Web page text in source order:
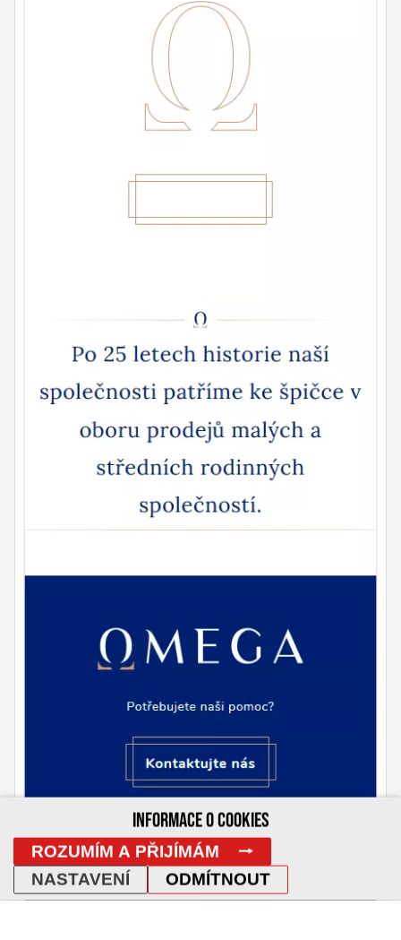
INFORMACE O COOKIES
ROZUMÍM A PŘIJÍMÁM
ODMÍTNOUT
NASTAVENÍ